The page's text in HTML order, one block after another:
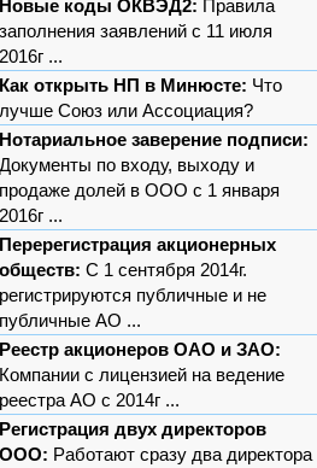
Новые коды ОКВЭД2: Правила
заполнения заявлений с 11 июля
2016г ...
Как открыть НП в Минюсте: Что
лучше Союз или Ассоциация?
Нотариальное заверение подписи:
Документы по входу, выходу и
продаже долей в ООО с 1 января
2016г ...
Перерегистрация акционерных
обществ: С 1 сентября 2014г.
регистрируются публичные и не
публичные АО ...
Реестр акционеров ОАО и ЗАО:
Компании с лицензией на ведение
реестра АО с 2014г ...
Регистрация двух директоров
ООО: Работают сразу два директора